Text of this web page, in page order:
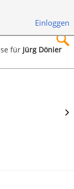
Einloggen
für Jürg Dönier